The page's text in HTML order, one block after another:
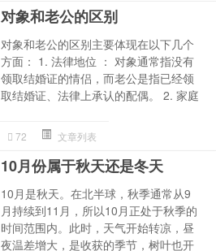
对象和老公的区别
对象和老公的区别主要体现在以下几个
方面： 1. 法律地位 ： 对象通常指没有
领取结婚证的情侣，而老公是指已经领
取结婚证、法律上承认的配偶。 2. 家庭
72 文章列表
10月份属于秋天还是冬天
10月是秋天。在北半球，秋季通常从9
月持续到11月，所以10月正处于秋季的
时间范围内。此时，天气开始转凉，昼
夜温差增大，是收获的季节，树叶也开